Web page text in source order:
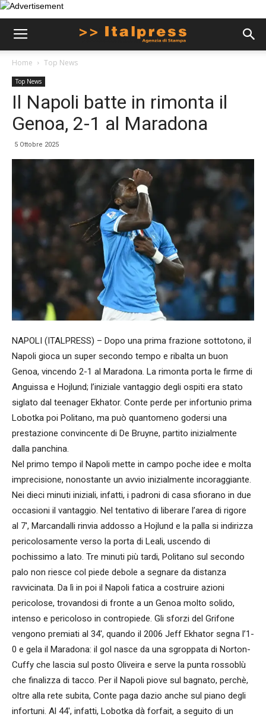
Home Top News
Top News
Il Napoli batte in rimonta il
Genoa, 2-1 al Maradona
5 Ottobre 2025
NAPOLI (ITALPRESS) – Dopo una prima frazione sottotono, il
Napoli gioca un super secondo tempo e ribalta un buon
Genoa, vincendo 2-1 al Maradona. La rimonta porta le firme di
Anguissa e Hojlund; l’iniziale vantaggio degli ospiti era stato
siglato dal teenager Ekhator. Conte perde per infortunio prima
Lobotka poi Politano, ma può quantomeno godersi una
prestazione convincente di De Bruyne, partito inizialmente
dalla panchina.
Nel primo tempo il Napoli mette in campo poche idee e molta
imprecisione, nonostante un avvio inizialmente incoraggiante.
Nei dieci minuti iniziali, infatti, i padroni di casa sfiorano in due
occasioni il vantaggio. Nel tentativo di liberare l’area di rigore
al 7′, Marcandalli rinvia addosso a Hojlund e la palla si indirizza
pericolosamente verso la porta di Leali, uscendo di
pochissimo a lato. Tre minuti più tardi, Politano sul secondo
palo non riesce col piede debole a segnare da distanza
ravvicinata. Da lì in poi il Napoli fatica a costruire azioni
pericolose, trovandosi di fronte a un Genoa molto solido,
intenso e pericoloso in contropiede. Gli sforzi del Grifone
vengono premiati al 34′, quando il 2006 Jeff Ekhator segna l’1-
0 e gela il Maradona: il gol nasce da una sgroppata di Norton-
Cuffy che lascia sul posto Oliveira e serve la punta rossoblù
che finalizza di tacco. Per il Napoli piove sul bagnato, perchè,
oltre alla rete subita, Conte paga dazio anche sul piano degli
infortuni. Al 44′, infatti, Lobotka dà forfait, a seguito di un